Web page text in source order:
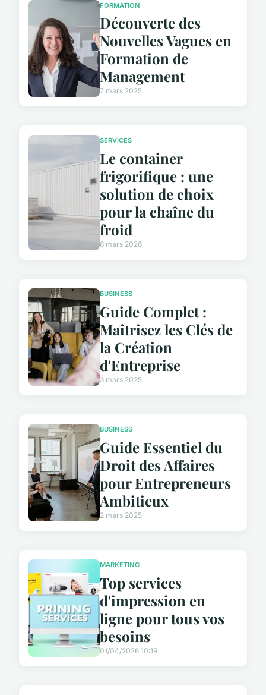
FORMATION
Découverte des
Nouvelles Vagues en
Formation de
Management
7 mars 2025
SERVICES
Le container
frigorifique : une
solution de choix
pour la chaîne du
froid
6 mars 2026
BUSINESS
Guide Complet :
Maîtrisez les Clés de
la Création
d'Entreprise
3 mars 2025
BUSINESS
Guide Essentiel du
Droit des Affaires
pour Entrepreneurs
Ambitieux
2 mars 2025
MARKETING
Top services
d'impression en
ligne pour tous vos
besoins
01/04/2026 10:19